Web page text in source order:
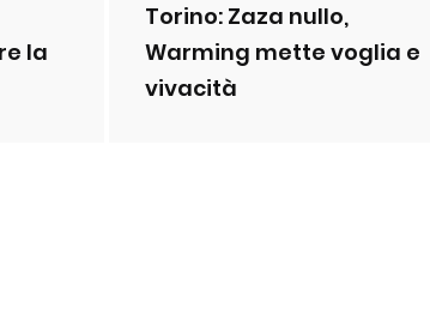
la
Torino: Zaza nullo,
Warming mette voglia e
vivacità